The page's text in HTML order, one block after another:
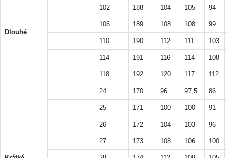
Dlouhé
102 188 104 105 94
106 189 108 108 99
110 190 112 111 103
114 191 116 114 108
118 192 120 117 112
24 170 96 97,5 86
25 171 100 100 91
26 172 104 103 96
27 173 108 106 100